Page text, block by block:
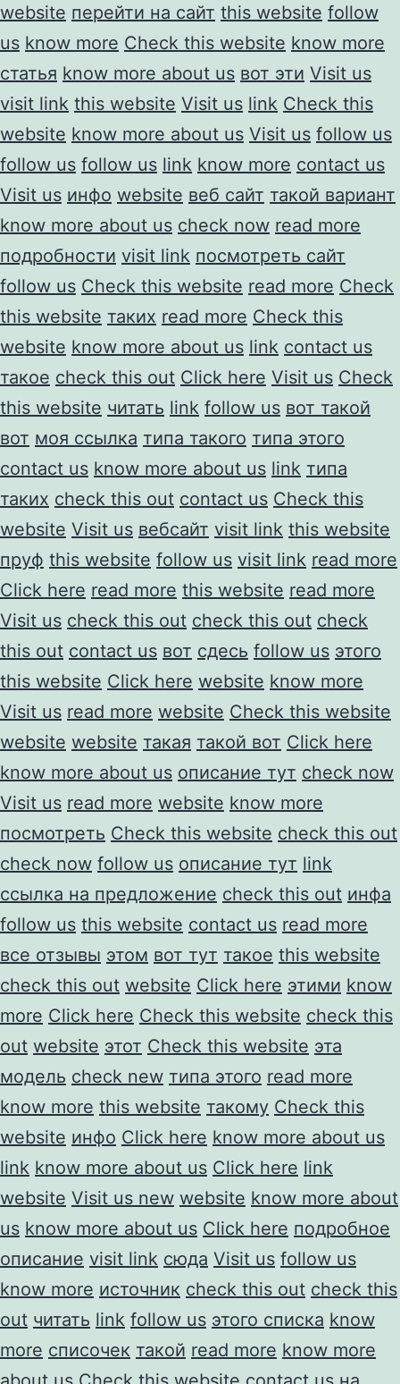
website перейти на сайт this website follow
us know more Check this website know more
статья know more about us вот эти Visit us
visit link this website Visit us link Check this
website know more about us Visit us follow us
follow us follow us link know more contact us
Visit us инфо website веб сайт такой вариант
know more about us check now read more
подробности visit link посмотреть сайт
follow us Check this website read more Check
this website таких read more Check this
website know more about us link contact us
такое check this out Click here Visit us Check
this website читать link follow us вот такой
вот моя ссылка типа такого типа этого
contact us know more about us link типа
таких check this out contact us Check this
website Visit us вебсайт visit link this website
пруф this website follow us visit link read more
Click here read more this website read more
Visit us check this out check this out check
this out contact us вот сдесь follow us этого
this website Click here website know more
Visit us read more website Check this website
website website такая такой вот Click here
know more about us описание тут check now
Visit us read more website know more
посмотреть Check this website check this out
check now follow us описание тут link
ссылка на предложение check this out инфа
follow us this website contact us read more
все отзывы этом вот тут такое this website
check this out website Click here этими know
more Click here Check this website check this
out website этот Check this website эта
модель check new типа этого read more
know more this website такому Check this
website инфо Click here know more about us
link know more about us Click here link
website Visit us new website know more about
us know more about us Click here подробное
описание visit link сюда Visit us follow us
know more источник check this out check this
out читать link follow us этого списка know
more списочек такой read more know more